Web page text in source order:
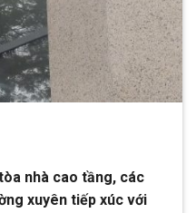
nhà cao tầng, các
xuyên tiếp xúc với